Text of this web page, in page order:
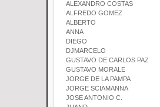
ALEXANDRO COSTAS
ALFREDO GOMEZ
ALBERTO
ANNA
DIEGO
DJMARCELO
GUSTAVO DE CARLOS PAZ
GUSTAVO MORALE
JORGE DE LA PAMPA
JORGE SCIAMANNA
JOSE ANTONIO C.